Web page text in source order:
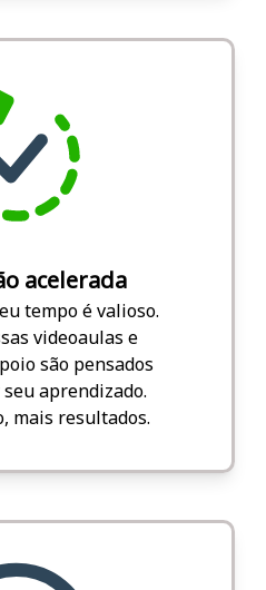
acelerada
tempo é valioso.
videoaulas e
são pensados
aprendizado.
mais resultados.